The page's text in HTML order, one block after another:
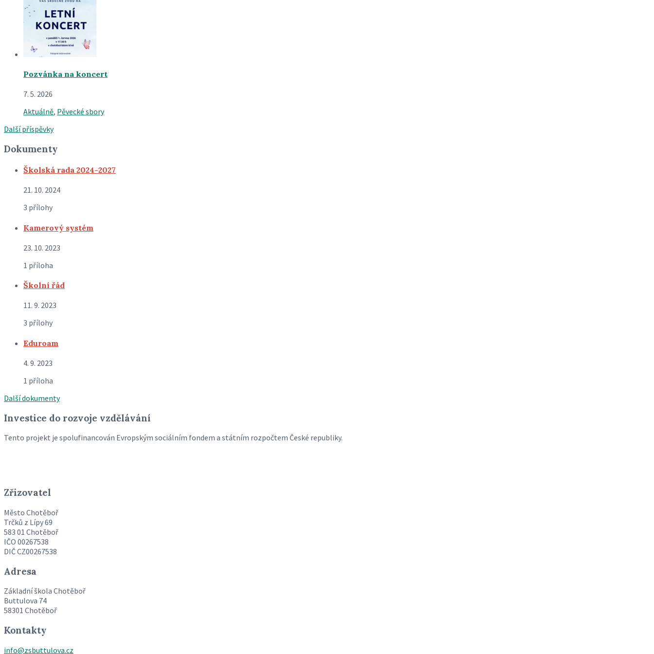
Pozvánka na koncert
7. 5. 2026
Aktuálně, Pěvecké sbory
Další příspěvky
Dokumenty
Školská rada 2024-2027
21. 10. 2024
3 přílohy
Kamerový systém
23. 10. 2023
1 příloha
Školní řád
11. 9. 2023
3 přílohy
Eduroam
4. 9. 2023
1 příloha
Další dokumenty
Investice do rozvoje vzdělávání
Tento projekt je spolufinancován Evropským sociálním fondem a státním rozpočtem České republiky.
Zřizovatel
Město Chotěboř
Trčků z Lípy 69
583 01 Chotěboř
IČO 00267538
DIČ CZ00267538
Adresa
Základní škola Chotěboř
Buttulova 74
58301 Chotěboř
Kontakty
info@zsbuttulova.cz